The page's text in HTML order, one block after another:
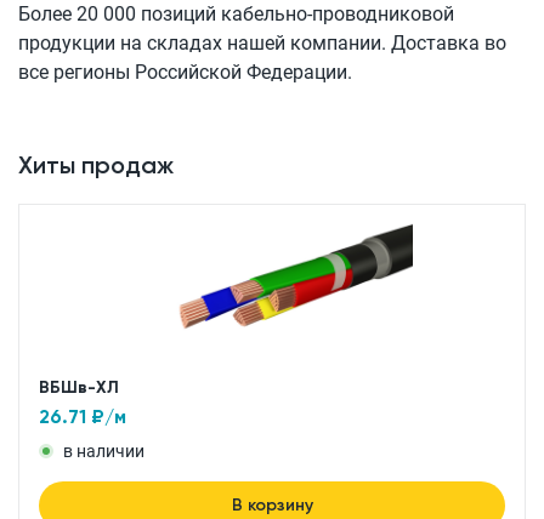
Более 20 000 позиций кабельно-проводниковой
продукции на складах нашей компании. Доставка во
все регионы Российской Федерации.
Хиты продаж
ВБШв-ХЛ
26.71 ₽/м
в наличии
В корзину